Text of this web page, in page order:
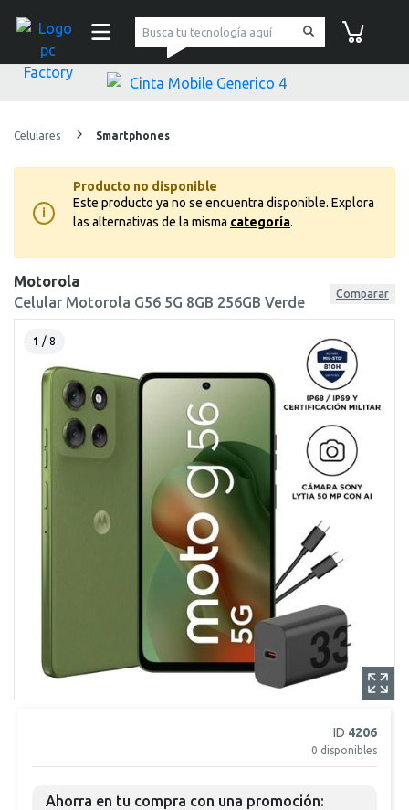
pc Factory
Celulares Smartphones
i
Producto no disponible
Este producto ya no se encuentra disponible. Explora
las alternativas de la misma categoría.
Motorola
Celular Motorola G56 5G 8GB 256GB Verde
Comparar
1 / 8
ID 4206
0 disponibles
Ahorra en tu compra con una promoción: